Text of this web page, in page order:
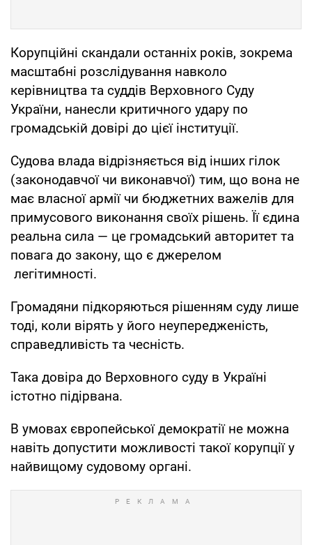
Корупційні скандали останніх років, зокрема
масштабні розслідування навколо
керівництва та суддів Верховного Суду
України, нанесли критичного удару по
громадській довірі до цієї інституції.
Судова влада відрізняється від інших гілок
(законодавчої чи виконавчої) тим, що вона не
має власної армії чи бюджетних важелів для
примусового виконання своїх рішень. Її єдина
реальна сила — це громадський авторитет та
повага до закону, що є джерелом
легітимності.
Громадяни підкоряються рішенням суду лише
тоді, коли вірять у його неупередженість,
справедливість та чесність.
Така довіра до Верховного суду в Україні
істотно підірвана.
В умовах європейської демократії не можна
навіть допустити можливості такої корупції у
найвищому судовому органі.